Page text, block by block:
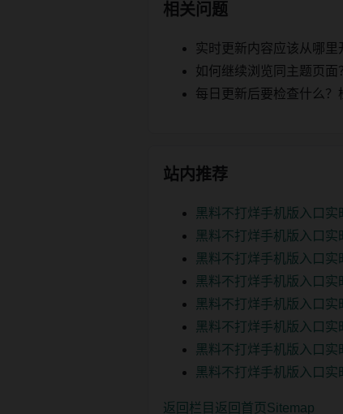
相关问题
实时更新内容应该从哪里
如何继续浏览同主题页面
每日更新后要检查什么？
站内推荐
黑料不打烊手机版入口
黑料不打烊手机版入口
黑料不打烊手机版入口
黑料不打烊手机版入口
黑料不打烊手机版入口
黑料不打烊手机版入口
黑料不打烊手机版入口
黑料不打烊手机版入口实
返回栏目 返回首页 Sitemap